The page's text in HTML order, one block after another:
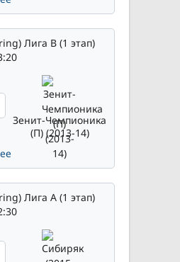
Лига В (1 этап)
Зенит-Чемпионика
(П) (2013-14)
Лига А (1 этап)